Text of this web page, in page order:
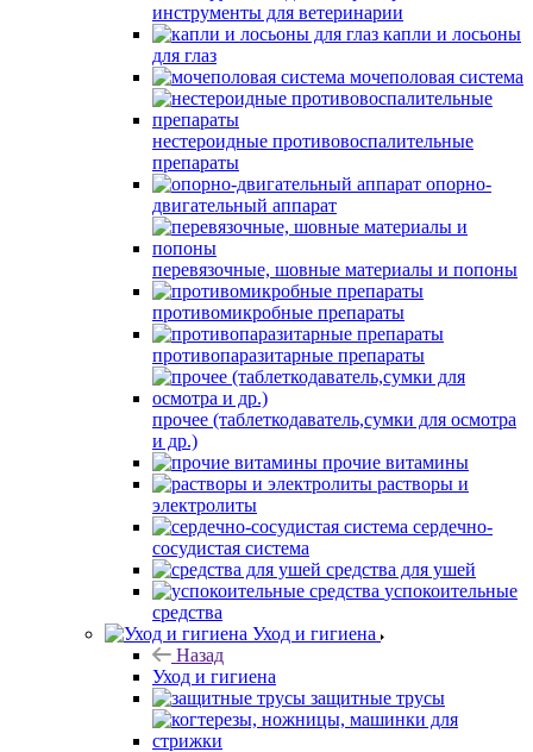
инструменты для ветеринарии
капли и лосьоны
для глаз
мочеполовая система
нестероидные противовоспалительные
препараты
опорно-
двигательный аппарат
перевязочные, шовные материалы и попоны
противомикробные препараты
противопаразитарные препараты
прочее (таблеткодаватель,сумки для осмотра
и др.)
прочие витамины
растворы и
электролиты
сердечно-
сосудистая система
средства для ушей
успокоительные
средства
Уход и гигиена
Назад
Уход и гигиена
защитные трусы